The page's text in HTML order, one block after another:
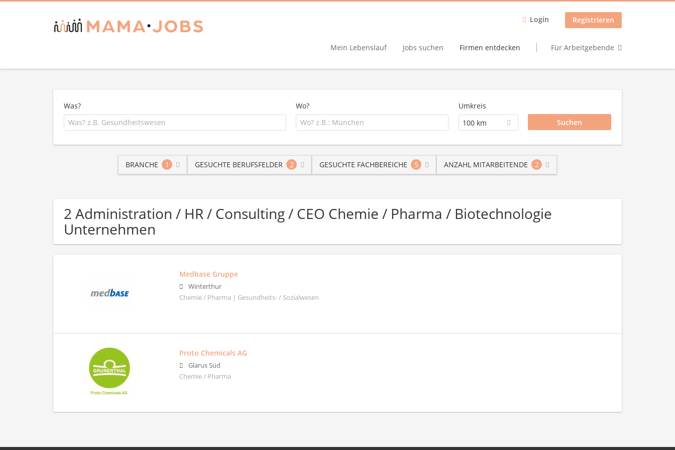
Login Registrieren
Mein Lebenslauf Jobs suchen Firmen entdecken Für Arbeitgebende
Was? Wo?
Umkreis
100 km
BRANCHE 1 GESUCHTE BERUFSFELDER 2 GESUCHTE FACHBEREICHE 5 ANZAHL MITARBEITENDE 2
2 Administration / HR / Consulting / CEO Chemie / Pharma / Biotechnologie
Unternehmen
Medbase Gruppe
Winterthur
Chemie / Pharma | Gesundheits- / Sozialwesen
Proto Chemicals AG
Glarus Süd
Chemie / Pharma